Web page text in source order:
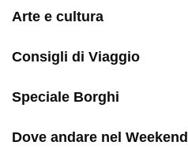
Arte e cultura
Consigli di Viaggio
Speciale Borghi
Dove andare nel Weekend